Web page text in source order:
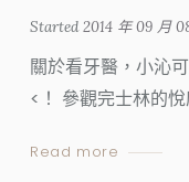
Started2014 年 09 月
關於看牙醫，小沁
<！ 參觀完士林的
Read more